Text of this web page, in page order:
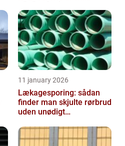
11 january 2026
Lækagesporing: sådan
finder man skjulte rørbrud
uden unødigt